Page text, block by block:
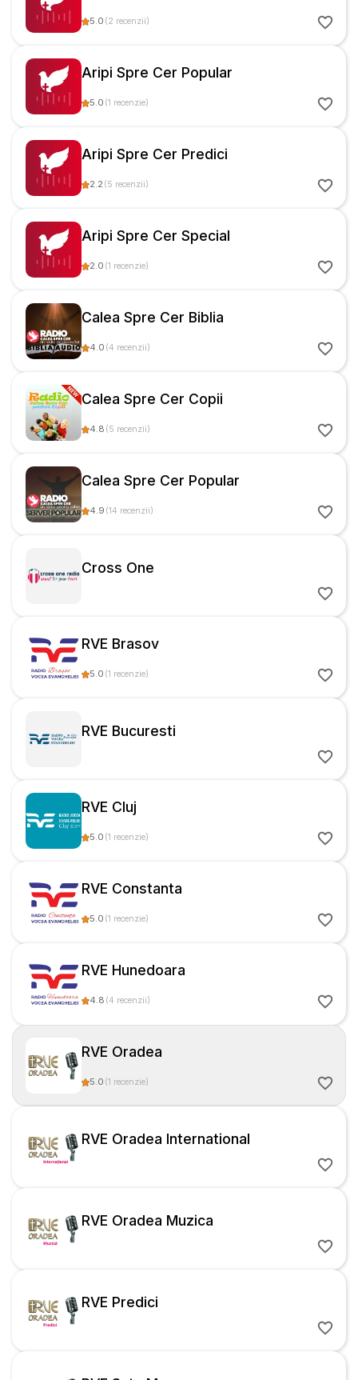
5.0 (2 recenzii)
Aripi Spre Cer Popular
5.0 (1 recenzie)
Aripi Spre Cer Predici
2.2 (5 recenzii)
Aripi Spre Cer Special
2.0 (1 recenzie)
Calea Spre Cer Biblia
4.0 (4 recenzii)
Calea Spre Cer Copii
4.8 (5 recenzii)
Calea Spre Cer Popular
4.9 (14 recenzii)
Cross One
RVE Brasov
5.0 (1 recenzie)
RVE Bucuresti
RVE Cluj
5.0 (1 recenzie)
RVE Constanta
5.0 (1 recenzie)
RVE Hunedoara
4.8 (4 recenzii)
RVE Oradea
5.0 (1 recenzie)
RVE Oradea International
RVE Oradea Muzica
RVE Predici